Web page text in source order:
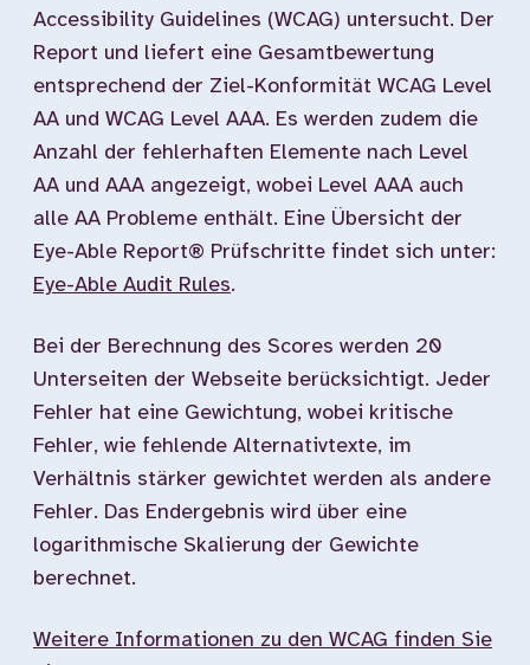
Accessibility Guidelines (WCAG) untersucht. Der
Report und liefert eine Gesamtbewertung
entsprechend der Ziel-Konformität WCAG Level
AA und WCAG Level AAA. Es werden zudem die
Anzahl der fehlerhaften Elemente nach Level
AA und AAA angezeigt, wobei Level AAA auch
alle AA Probleme enthält. Eine Übersicht der
Eye-Able Report® Prüfschritte findet sich unter:
Eye-Able Audit Rules.
Bei der Berechnung des Scores werden 20
Unterseiten der Webseite berücksichtigt. Jeder
Fehler hat eine Gewichtung, wobei kritische
Fehler, wie fehlende Alternativtexte, im
Verhältnis stärker gewichtet werden als andere
Fehler. Das Endergebnis wird über eine
logarithmische Skalierung der Gewichte
berechnet.
Weitere Informationen zu den WCAG finden Sie